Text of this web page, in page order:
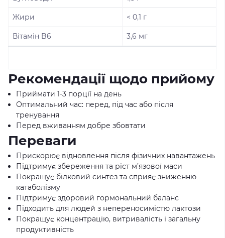
Жири < 0,1 г
Вітамін B6 3,6 мг
Рекомендації щодо прийому
Приймати 1-3 порції на день
Оптимальний час: перед, під час або після
тренування
Перед вживанням добре збовтати
Переваги
Прискорює відновлення після фізичних навантажень
Підтримує збереження та ріст м’язової маси
Покращує білковий синтез та сприяє зниженню
катаболізму
Підтримує здоровий гормональний баланс
Підходить для людей з непереносимістю лактози
Покращує концентрацію, витривалість і загальну
продуктивність